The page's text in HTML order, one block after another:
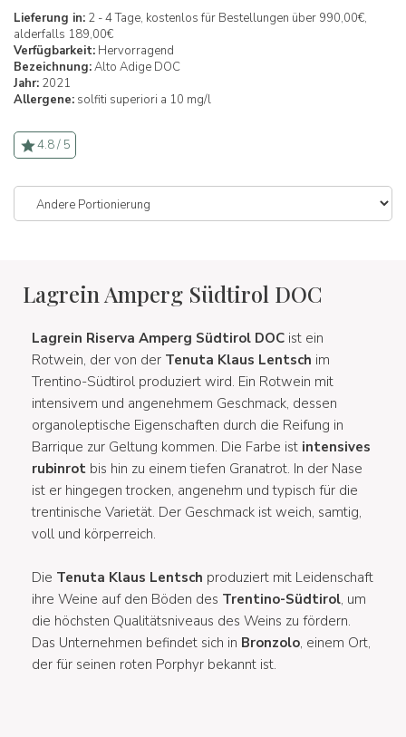
Lieferung in: 2 - 4 Tage, kostenlos für Bestellungen über 990,00€,
alderfalls 189,00€
Verfügbarkeit: Hervorragend
Bezeichnung:Alto Adige DOC
Jahr: 2021
Allergene: solfiti superiori a 10 mg/l
4.8 / 5
Lagrein Amperg Südtirol DOC
Lagrein Riserva Amperg Südtirol DOC ist ein
Rotwein, der von der Tenuta Klaus Lentsch im
Trentino-Südtirol produziert wird. Ein Rotwein mit
intensivem und angenehmem Geschmack, dessen
organoleptische Eigenschaften durch die Reifung in
Barrique zur Geltung kommen. Die Farbe ist intensives
rubinrot bis hin zu einem tiefen Granatrot. In der Nase
ist er hingegen trocken, angenehm und typisch für die
trentinische Varietät. Der Geschmack ist weich, samtig,
voll und körperreich.
Die Tenuta Klaus Lentsch produziert mit Leidenschaft
ihre Weine auf den Böden des Trentino-Südtirol, um
die höchsten Qualitätsniveaus des Weins zu fördern.
Das Unternehmen befindet sich in Bronzolo, einem Ort,
der für seinen roten Porphyr bekannt ist.